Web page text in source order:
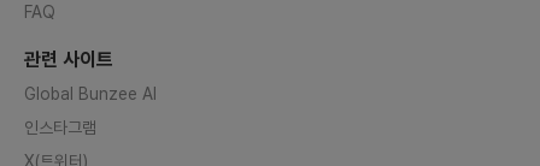
FAQ
관련 사이트
Global Bunzee AI
인스타그램
X(트위터)